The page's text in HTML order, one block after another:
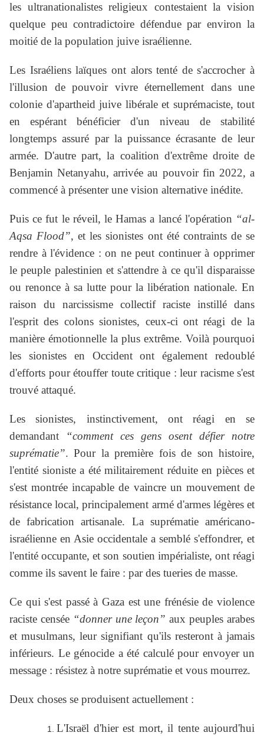
les ultranationalistes religieux contestaient la vision
quelque peu contradictoire défendue par environ la
moitié de la population juive israélienne.
Les Israéliens laïques ont alors tenté de s'accrocher à
l'illusion de pouvoir vivre éternellement dans une
colonie d'apartheid juive libérale et suprémaciste, tout
en espérant bénéficier d'un niveau de stabilité
longtemps assuré par la puissance écrasante de leur
armée. D'autre part, la coalition d'extrême droite de
Benjamin Netanyahu, arrivée au pouvoir fin 2022, a
commencé à présenter une vision alternative inédite.
Puis ce fut le réveil, le Hamas a lancé l'opération “al-
Aqsa Flood”, et les sionistes ont été contraints de se
rendre à l'évidence : on ne peut continuer à opprimer
le peuple palestinien et s'attendre à ce qu'il disparaisse
ou renonce à sa lutte pour la libération nationale. En
raison du narcissisme collectif raciste instillé dans
l'esprit des colons sionistes, ceux-ci ont réagi de la
manière émotionnelle la plus extrême. Voilà pourquoi
les sionistes en Occident ont également redoublé
d'efforts pour étouffer toute critique : leur racisme s'est
trouvé attaqué.
Les sionistes, instinctivement, ont réagi en se
demandant “comment ces gens osent défier notre
suprématie”. Pour la première fois de son histoire,
l'entité sioniste a été militairement réduite en pièces et
s'est montrée incapable de vaincre un mouvement de
résistance local, principalement armé d'armes légères et
de fabrication artisanale. La suprématie américano-
israélienne en Asie occidentale a semblé s'effondrer, et
l'entité occupante, et son soutien impérialiste, ont réagi
comme ils savent le faire : par des tueries de masse.
Ce qui s'est passé à Gaza est une frénésie de violence
raciste censée “donner une leçon” aux peuples arabes
et musulmans, leur signifiant qu'ils resteront à jamais
inférieurs. Le génocide a été calculé pour envoyer un
message : résistez à notre suprématie et vous mourrez.
Deux choses se produisent actuellement :
L'Israël d'hier est mort, il tente aujourd'hui